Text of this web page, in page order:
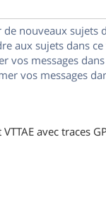
de nouveaux sujets
aux sujets dans
vos messages
vos messages
avec traces